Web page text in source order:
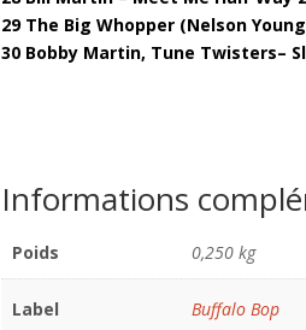
29 The Big Whopper (Nelson
30 Bobby Martin, Tune Twisters–
Informations
Poids 0,250 kg
Label Buffalo Bop